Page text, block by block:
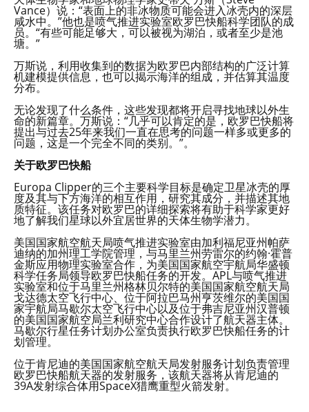
Vance）说：“表面上的非冰物质可能会进入冰壳内的深层
咸水中。”他也是喷气推进实验室欧罗巴快船科学团队的成
员。“有些可能足够大，可以被视为湖泊，或者至少是池
塘。”
万斯说，利用收集到的数据为欧罗巴内部结构的广泛计算
机建模提供信息，也可以揭示海洋的组成，并估算其温度
分布。
无论发现了什么条件，这些发现都将开启寻找地球以外生
命的新篇章。万斯说：“几乎可以肯定的是，欧罗巴快船将
提出与过去25年来我们一直在思考的问题一样多或更多的
问题，这是一个完全不同的类别。”。
关于欧罗巴快船
Europa Clipper的三个主要科学目标是确定卫星冰壳的厚
度及其与下方海洋的相互作用，研究其成分，并描述其地
质特征。该任务对欧罗巴的详细探索将有助于科学家更好
地了解我们星球以外宜居世界的天体生物学潜力。
美国国家航空航天局喷气推进实验室由加利福尼亚州帕萨
迪纳的加州理工学院管理，与马里兰州劳雷尔的约翰·霍普
金斯应用物理实验室合作，为美国国家航空宇航局华盛顿
科学任务局领导欧罗巴快船任务的开发。APL与喷气推进
实验室和位于马里兰州格林贝尔特的美国国家航空航天局
戈达德太空飞行中心、位于阿拉巴马州亨茨维尔的美国国
家宇航局马歇尔太空飞行中心以及位于弗吉尼亚州汉普顿
的美国国家航空局兰利研究中心合作设计了航天器主体。
马歇尔行星任务计划办公室负责执行欧罗巴快船任务的计
划管理。
位于肯尼迪的美国国家航空航天局发射服务计划负责管理
欧罗巴快船航天器的发射服务，该航天器将从肯尼迪的
39A发射综合体用SpaceX猎鹰重型火箭发射。